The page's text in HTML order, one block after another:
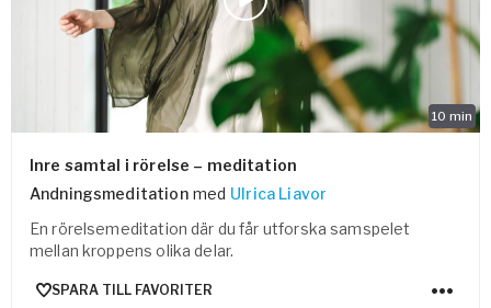
10 min
Inre samtal i rörelse – meditation
Andningsmeditation med Ulrica Liavor
En rörelsemeditation där du får utforska samspelet
mellan kroppens olika delar.
SPARA TILL FAVORITER